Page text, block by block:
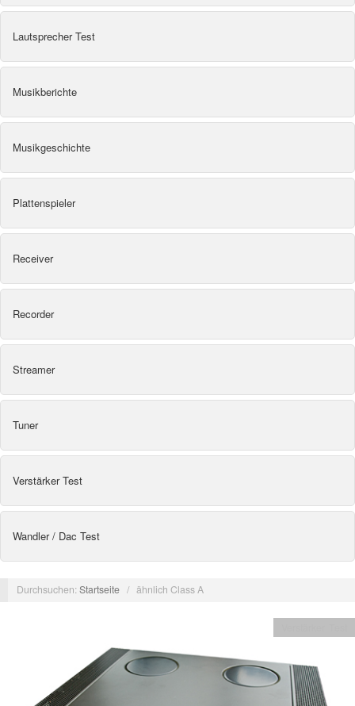
Lautsprecher Test
Musikberichte
Musikgeschichte
Plattenspieler
Receiver
Recorder
Streamer
Tuner
Verstärker Test
Wandler / Dac Test
Durchsuchen:Startseite / ähnlich Class A